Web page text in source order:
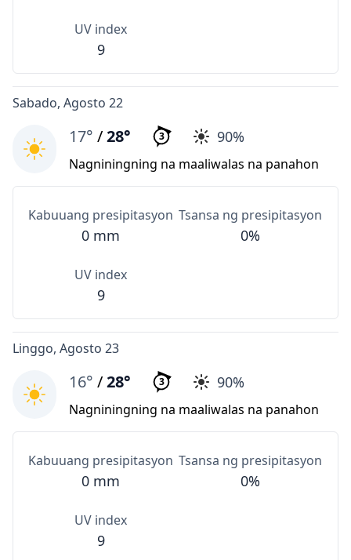
UV index
9
Sabado, Agosto 22
17° /28° 3 90%
Nagniningning na maaliwalas na panahon
Kabuuang presipitasyon
0 mm
Tsansa ng presipitasyon
0%
UV index
9
Linggo, Agosto 23
16° /28° 3 90%
Nagniningning na maaliwalas na panahon
Kabuuang presipitasyon
0 mm
Tsansa ng presipitasyon
0%
UV index
9